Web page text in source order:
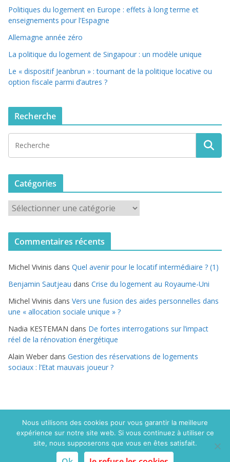
Politiques du logement en Europe : effets à long terme et
enseignements pour l’Espagne
Allemagne année zéro
La politique du logement de Singapour : un modèle unique
Le « dispositif Jeanbrun » : tournant de la politique locative ou
option fiscale parmi d’autres ?
Recherche
Catégories
t
o
r
i
e
Commentaires récents
Michel Vivinis dans Quel avenir pour le locatif intermédiaire ? (1)
Benjamin Sautjeau dans Crise du logement au Royaume-Uni
Michel Vivinis dans Vers une fusion des aides personnelles dans
une « allocation sociale unique » ?
Nadia KESTEMAN dans De fortes interrogations sur l’impact
réel de la rénovation énergétique
Alain Weber dans Gestion des réservations de logements
sociaux : l’Etat mauvais joueur ?
Copyright © 2015 Politique du logement.com. Tous droits
réservés
Nous utilisons des cookies pour vous garantir la meilleure
expérience sur notre site web. Si vous continuez à utiliser ce
site, nous supposerons que vous en êtes satisfait.